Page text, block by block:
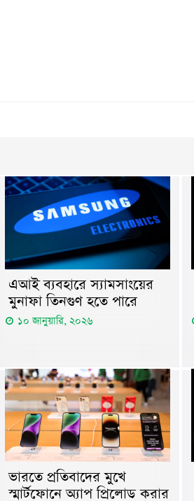
এআই ব্যবহারে স্যামসাংয়ের
মুনাফা তিনগুণ হতে পারে
১০ জানুয়ারি, ২০২৬
ভারতে প্রতিবাদের মুখে
স্মার্টফোনে অ্যাপ প্রিলোড করার